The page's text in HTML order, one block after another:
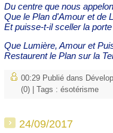
Du centre que nous
Que le Plan d'Amour et de
Et puisse-t-il sceller la
Que Lumière, Amour et
Restaurent le Plan sur la
00:29 Publié dans
(0) | Tags : ésotérisme
24/09/2017